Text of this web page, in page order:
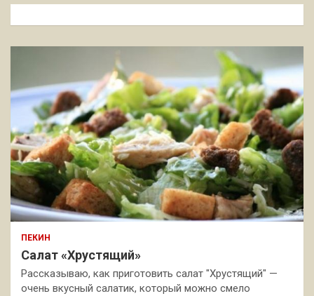
к
ПЕКИН
Салат «Хрустящий»
Рассказываю, как приготовить салат "Хрустящий" —
очень вкусный салатик, который можно смело